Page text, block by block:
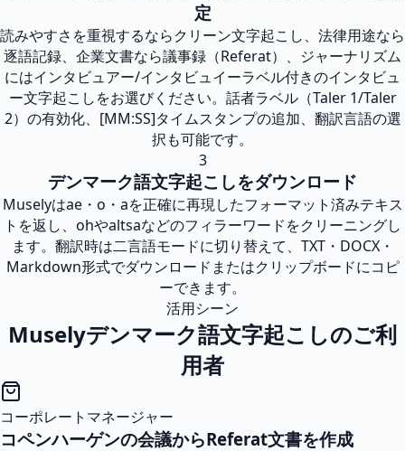
定
読みやすさを重視するならクリーン文字起こし、法律用途なら
逐語記録、企業文書なら議事録（Referat）、ジャーナリズム
にはインタビュアー/インタビュイーラベル付きのインタビュ
ー文字起こしをお選びください。話者ラベル（Taler 1/Taler
2）の有効化、[MM:SS]タイムスタンプの追加、翻訳言語の選
択も可能です。
3
デンマーク語文字起こしをダウンロード
Muselyはae・o・aを正確に再現したフォーマット済みテキス
トを返し、ohやaltsaなどのフィラーワードをクリーニングし
ます。翻訳時は二言語モードに切り替えて、TXT・DOCX・
Markdown形式でダウンロードまたはクリップボードにコピ
ーできます。
活用シーン
Muselyデンマーク語文字起こしのご利
用者
コーポレートマネージャー
コペンハーゲンの会議からReferat文書を作成